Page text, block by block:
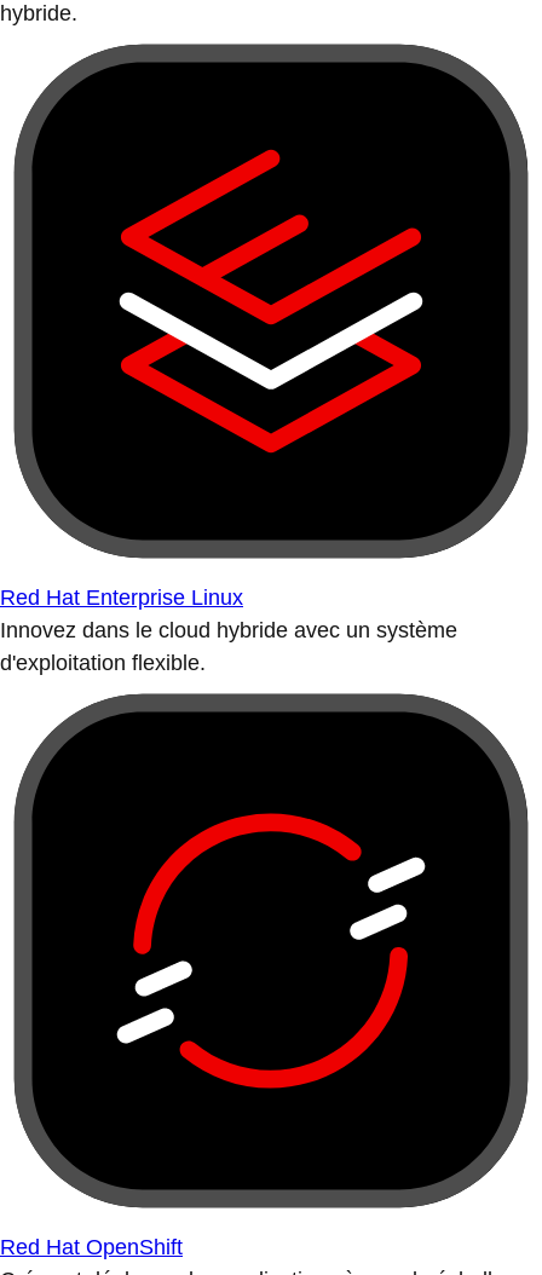
hybride.
Red Hat Enterprise Linux
Innovez dans le cloud hybride avec un système
d'exploitation flexible.
Red Hat OpenShift